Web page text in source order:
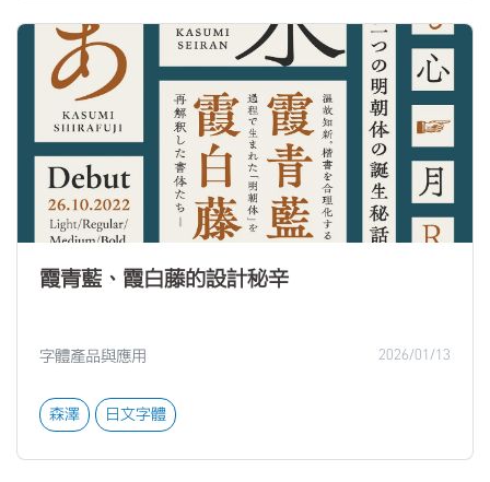
霞青藍、霞白藤的設計秘辛
字體產品與應用 2026/01/13
森澤 日文字體